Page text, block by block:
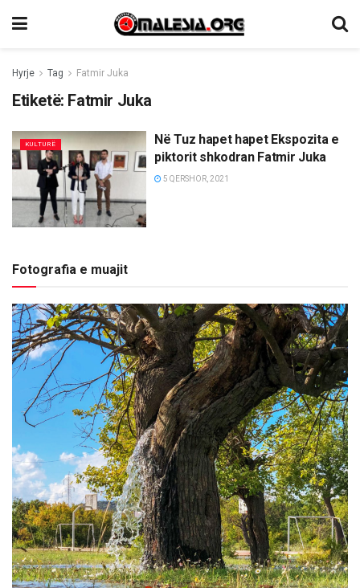
Hyrje Tag Fatmir Juka
Etiketë: Fatmir Juka
KULTURË
Në Tuz hapet hapet Ekspozita e
piktorit shkodran Fatmir Juka
5 QERSHOR, 2021
Fotografia e muajit